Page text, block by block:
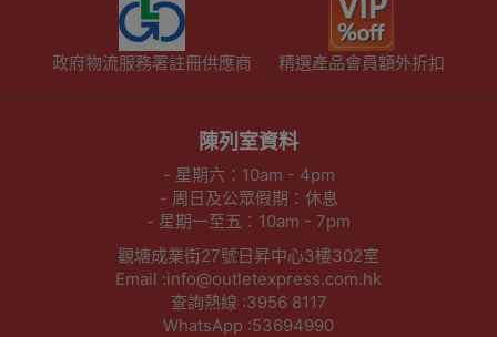
政府物流服務署註冊供應商 精選產品會員額外折扣
陳列室資料
- 星期六：10am - 4pm
- 周日及公眾假期：休息
- 星期一至五：10am - 7pm
觀塘成業街27號日昇中心3樓302室
Email :info@outletexpress.com.hk
查詢熱線 :3956 8117
WhatsApp :53694990